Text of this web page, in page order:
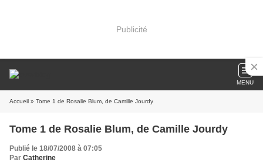
Publicité
MENU
Accueil » Tome 1 de Rosalie Blum, de Camille Jourdy
Tome 1 de Rosalie Blum, de Camille Jourdy
Publié le 18/07/2008 à 07:05
Par Catherine